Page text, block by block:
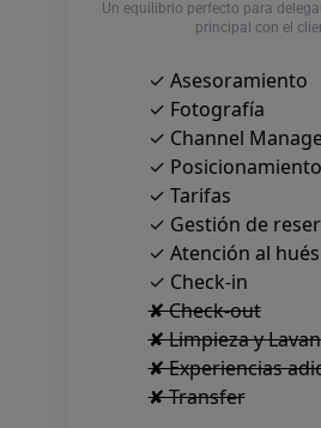
Un equilibrio perfecto para
principal con el
✓ Asesoramiento
✓ Fotografía
✓ Channel
✓ Posicionamiento
✓ Tarifas
✓ Gestión de
✓ Atención al
✓ Check-in
✘ Check-out
✘ Limpieza y
✘ Experiencias
✘ Transfer